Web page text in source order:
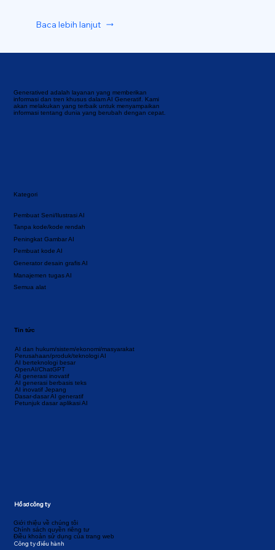
Generatived adalah layanan yang memberikan
informasi dan tren khusus dalam AI Generatif. Kami
akan melakukan yang terbaik untuk menyampaikan
informasi tentang dunia yang berubah dengan cepat.
Kategori
Semua alat
Manajemen tugas AI
Generator desain grafis AI
Tanpa kode/kode rendah
Pembuat kode AI
Peningkat Gambar AI
Pembuat Seni/Ilustrasi AI
AI dan hukum/sistem/ekonomi/masyarakat
Perusahaan/produk/teknologi AI
AI berteknologi besar
OpenAI/ChatGPT
AI generasi inovatif
AI generasi berbasis teks
AI inovatif Jepang
Dasar-dasar AI generatif
Petunjuk dasar aplikasi AI
Tin tức
Giới thiệu về chúng tôi
Chính sách quyền riêng tư
Điều khoản sử dụng của trang web
Công ty điều hành
Hồ sơ công ty
Baca lebih lanjut